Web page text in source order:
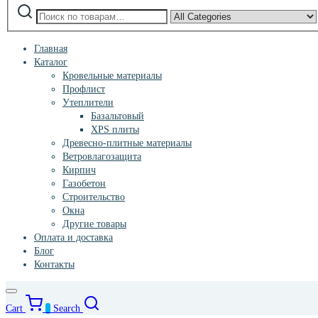
Искать:
by
category:
Главная
Каталог
Кровельные материалы
Профлист
Утеплители
Базальтовый
XPS плиты
Древесно-плитные материалы
Ветровлагозащита
Кирпич
Газобетон
Строительство
Окна
Другие товары
Оплата и доставка
Блог
Контакты
Cart Search